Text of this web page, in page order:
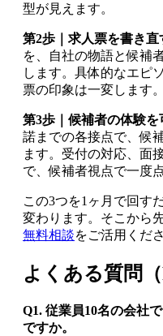
型が見えます。
第2歩｜求人票を書き直
を、自社の物語と候補
します。具体的なエピ
票の印象は一変します。
第3歩｜候補者の体験を
諾までの各接点で、候
ます。受付の対応、面
で、候補者視点で一度
この3つを1ヶ月で回す
変わります。そこから
無料相談をご活用くださ
よくある質問（
Q1. 従業員10名の会社
ですか。